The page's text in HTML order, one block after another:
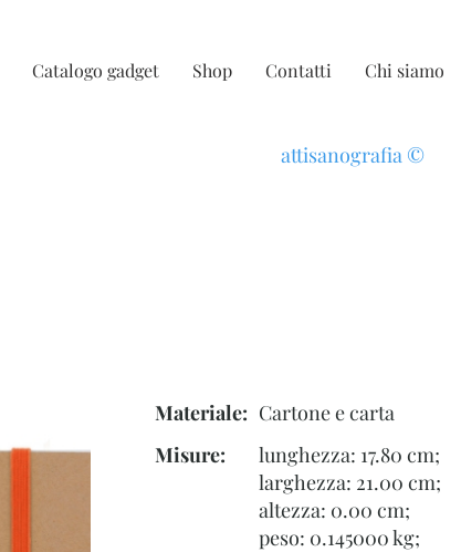
Catalogo gadget Shop Contatti Chi siamo
attisanografia ©
Materiale: Cartone e carta
Misure:
lunghezza: 17.80 cm;
larghezza: 21.00 cm;
altezza: 0.00 cm;
peso: 0.145000 kg;